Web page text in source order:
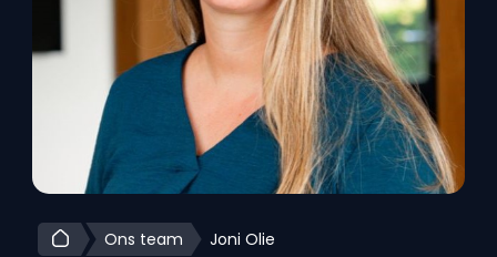
Ons team Joni Olie